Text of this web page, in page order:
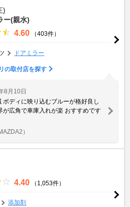
)
ー(親水)
4.60 （403件）
ドアミラー
の取付店を探す
8月10日
ディに映り込むブルーが格好良し
が広角で車庫入れが楽 おすすめです
）
4.40 （1,053件）
添加剤